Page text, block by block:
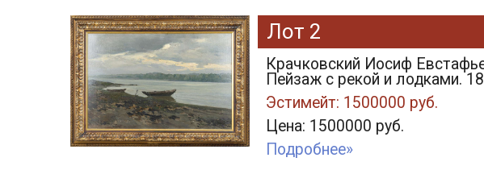
Лот 2
Крачковский Иосиф
Пейзаж с рекой и лодками.
Эстимейт: 1500000 руб.
Цена: 1500000 руб.
Подробнее»